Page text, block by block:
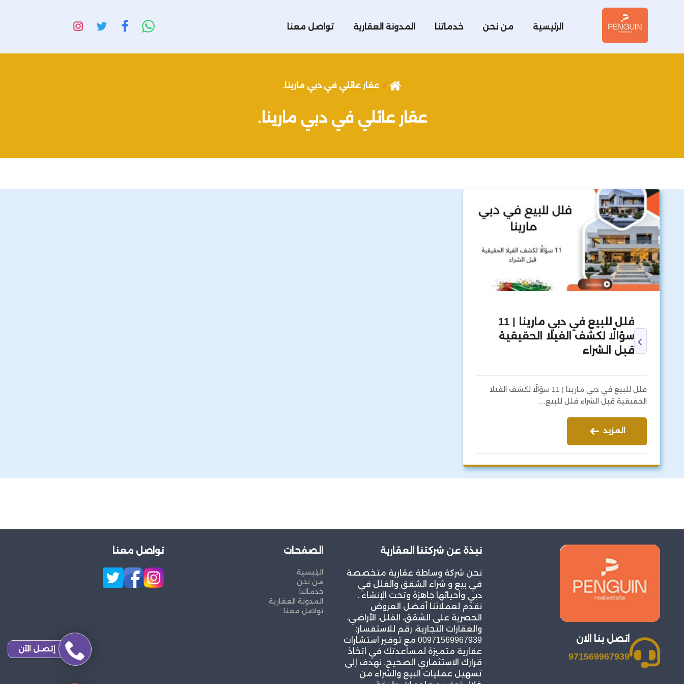
الرئيسية من نحن خدماتنا المدونة العقارية تواصل معنا
عقار عائلي في دبي مارينا.
عقار عائلي في دبي مارينا.
فلل للبيع في دبي مارينا | 11
سؤالًا لكشف الفيلا الحقيقية
قبل الشراء
فلل للبيع في دبي مارينا | 11 سؤالًا لكشف الفيلا
الحقيقية قبل الشراء فلل للبيع…
المزيد
اتصل بنا الان
971569967939
نبذة عن شركتنا العقارية
نحن شركة وساطة عقارية متخصصة
في بيع و شراء الشقق والفلل في
دبي وأحيائها جاهزة وتحت الإنشاء .
نقدم لعملائنا أفضل العروض
الحصرية على الشقق، الفلل، الأراضي،
والعقارات التجارية، رقم للاستفسار:
00971569967939 مع توفير استشارات
عقارية متميزة لمساعدتك في اتخاذ
قرارك الاستثماري الصحيح. نهدف إلى
تسهيل عمليات البيع والشراء من
الصفحات
الرئيسية
من نحن
خدماتنا
المدونة العقارية
تواصل معنا
تواصل معنا
إتصـل الآن